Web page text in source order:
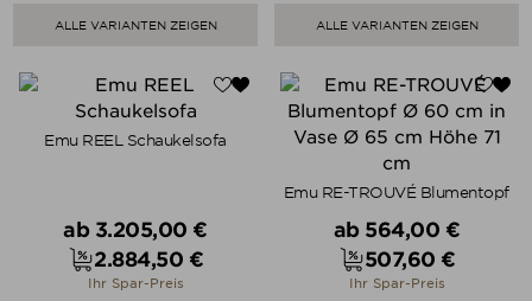
ALLE VARIANTEN ZEIGEN ALLE VARIANTEN ZEIGEN
Emu REEL Schaukelsofa
Verkaufspreis
ab 3.205,00 €
Preis
2.884,50 €
Ihr Spar-Preis
Emu RE-TROUVÉ Blumentopf
Verkaufspreis
ab 564,00 €
Preis
507,60 €
Ihr Spar-Preis